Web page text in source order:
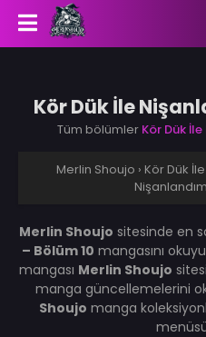
Kör Dük İle
Tüm bölümler Kör Dük
Merlin Shoujo › Kör Dük
Merlin Shoujo sitesinde en
– Bölüm 10 mangasını
mangası Merlin Shoujo
manga güncellemelerini
Shoujo manga